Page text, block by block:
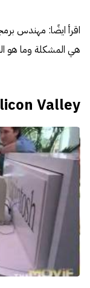
اقرأ ايضًا: مهندس
هي المشكلة وما هو
Valley